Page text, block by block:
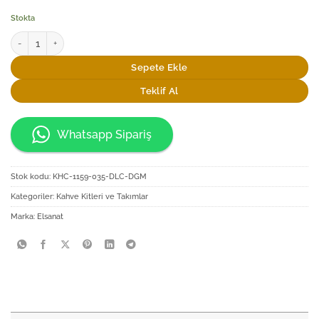
Stokta
Elsanat Rumi-S Serisi Kahve Fincan Seti adet
Sepete Ekle
Teklif Al
Whatsapp Sipariş
Stok kodu: KHC-1159-035-DLC-DGM
Kategoriler: Kahve Kitleri ve Takımlar
Marka: Elsanat